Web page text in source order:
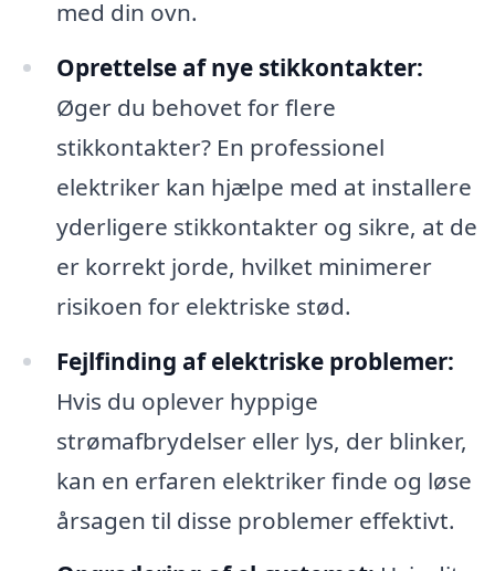
med din ovn.
Oprettelse af nye stikkontakter:
Øger du behovet for flere
stikkontakter? En professionel
elektriker kan hjælpe med at installere
yderligere stikkontakter og sikre, at de
er korrekt jorde, hvilket minimerer
risikoen for elektriske stød.
Fejlfinding af elektriske problemer:
Hvis du oplever hyppige
strømafbrydelser eller lys, der blinker,
kan en erfaren elektriker finde og løse
årsagen til disse problemer effektivt.